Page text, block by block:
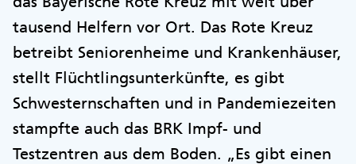
tausend Helfern vor Ort. Das Rote Kreuz
betreibt Seniorenheime und Krankenhäuser,
stellt Flüchtlingsunterkünfte, es gibt
Schwesternschaften und in Pandemiezeiten
stampfte auch das BRK Impf- und
Testzentren aus dem Boden. „Es gibt einen